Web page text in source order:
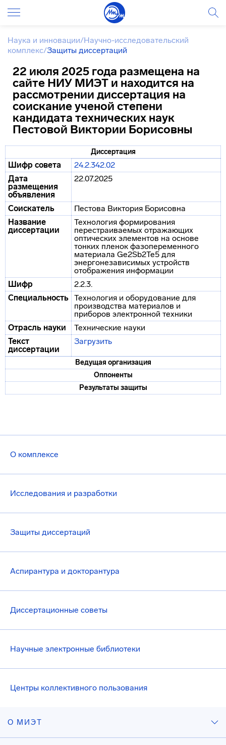
О комплексе
Исследования и разработки
Защиты диссертаций
Аспирантура и докторантура
Диссертационные советы
Научные электронные библиотеки
Центры коллективного пользования
Наука и инновации/Научно-исследовательский
комплекс/Защиты диссертаций
22 июля 2025 года размещена на
сайте НИУ МИЭТ и находится на
рассмотрении диссертация на
соискание ученой степени
кандидата технических наук
Пестовой Виктории Борисовны
Диссертация
Шифр совета
24.2.342.02
Дата
размещения
объявления
22.07.2025
Соискатель
Пестова Виктория Борисовна
Название
диссертации
Технология формирования
перестраиваемых отражающих
оптических элементов на основе
тонких пленок фазопеременного
материала Ge2Sb2Te5 для
энергонезависимых устройств
отображения информации
Шифр
2.2.3.
Специальность Технология и оборудование для
производства материалов и
приборов электронной техники
Отрасль науки
Технические науки
Текст
диссертации
Загрузить
Ведущая организация
Оппоненты
Результаты защиты
О МИЭТ